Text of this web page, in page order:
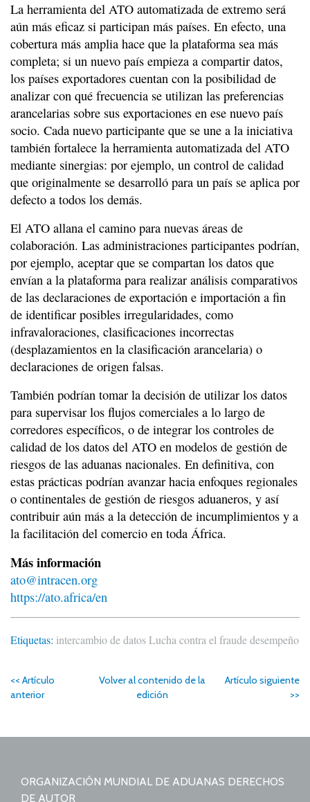
La herramienta del ATO automatizada de extremo será
aún más eficaz si participan más países. En efecto, una
cobertura más amplia hace que la plataforma sea más
completa; si un nuevo país empieza a compartir datos,
los países exportadores cuentan con la posibilidad de
analizar con qué frecuencia se utilizan las preferencias
arancelarias sobre sus exportaciones en ese nuevo país
socio. Cada nuevo participante que se une a la iniciativa
también fortalece la herramienta automatizada del ATO
mediante sinergias: por ejemplo, un control de calidad
que originalmente se desarrolló para un país se aplica por
defecto a todos los demás.
El ATO allana el camino para nuevas áreas de
colaboración. Las administraciones participantes podrían,
por ejemplo, aceptar que se compartan los datos que
envían a la plataforma para realizar análisis comparativos
de las declaraciones de exportación e importación a fin
de identificar posibles irregularidades, como
infravaloraciones, clasificaciones incorrectas
(desplazamientos en la clasificación arancelaria) o
declaraciones de origen falsas.
También podrían tomar la decisión de utilizar los datos
para supervisar los flujos comerciales a lo largo de
corredores específicos, o de integrar los controles de
calidad de los datos del ATO en modelos de gestión de
riesgos de las aduanas nacionales. En definitiva, con
estas prácticas podrían avanzar hacia enfoques regionales
o continentales de gestión de riesgos aduaneros, y así
contribuir aún más a la detección de incumplimientos y a
la facilitación del comercio en toda África.
Más información
ato@intracen.org
https://ato.africa/en
Etiquetas: intercambio de datosLucha contra el fraudedesempeño
<< Artículo
anterior
Volver al contenido de la
edición
Artículo siguiente
>>
ORGANIZACIÓN MUNDIAL DE ADUANAS DERECHOS
DE AUTOR